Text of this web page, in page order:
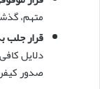
متهم،
قرار جلب
دلایل
صدور